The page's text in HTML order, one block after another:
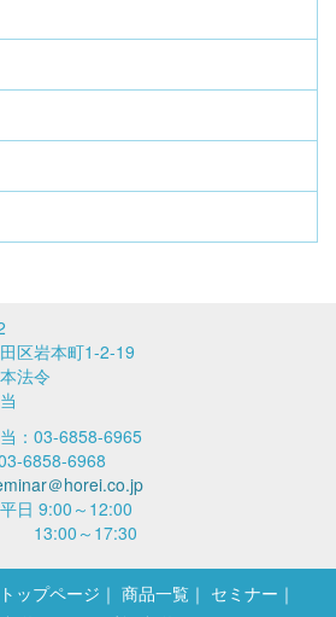
区岩本町1-2-19
法令
：03-6858-6965
6858-6968
＠horei.co.jp
日 9:00～12:00
～17:30
トップページ 商品一覧
セミナー